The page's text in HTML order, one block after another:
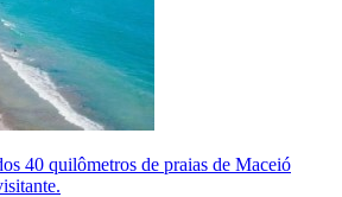
40 quilômetros de praias de Maceió